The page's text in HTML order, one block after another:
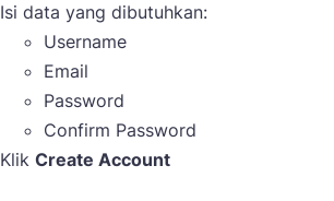
Isi data yang dibutuhkan:
Username
Email
Password
Confirm Password
Klik Create Account